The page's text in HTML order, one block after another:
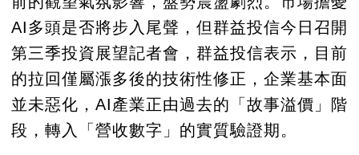
AI多頭是否將步入尾聲，但群益投信今日召開
第三季投資展望記者會，群益投信表示，目前
的拉回僅屬漲多後的技術性修正，企業基本面
並未惡化，AI產業正由過去的「故事溢價」階
段，轉入「營收數字」的實質驗證期。